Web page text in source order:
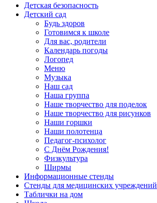
Детская безопасность
Детский сад
Будь здоров
Готовимся к школе
Для вас, родители
Календарь погоды
Логопед
Меню
Музыка
Наш сад
Наша группа
Наше творчество для поделок
Наше творчество для рисунков
Наши горшки
Наши полотенца
Педагог-психолог
С Днём Рождения!
Физкультура
Ширмы
Информационные стенды
Стенды для медицинских учреждений
Таблички на дом